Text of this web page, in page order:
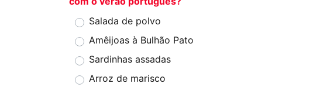
Salada de polvo
Amêijoas à Bulhão Pato
Sardinhas assadas
Arroz de marisco